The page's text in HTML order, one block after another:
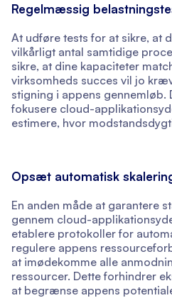
Regelmæssig
At udføre tests for at sikre, at
vilkårligt antal samtidige
sikre, at dine kapaciteter
virksomheds succes vil jo
stigning i appens gennemløb.
fokusere cloud-
estimere, hvor
Opsæt automatisk
En anden måde at garantere
gennem cloud-
etablere protokoller for
regulere appens
at imødekomme alle
ressourcer. Dette forhindrer
at begrænse appens